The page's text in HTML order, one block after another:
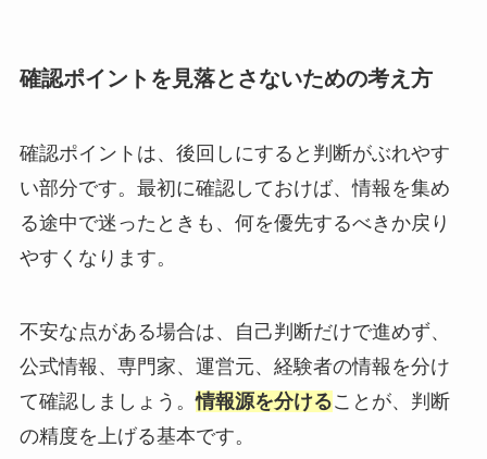
確認ポイントを見落とさないための考え方
確認ポイントは、後回しにすると判断がぶれやす
い部分です。最初に確認しておけば、情報を集め
る途中で迷ったときも、何を優先するべきか戻り
やすくなります。
不安な点がある場合は、自己判断だけで進めず、
公式情報、専門家、運営元、経験者の情報を分け
て確認しましょう。情報源を分けることが、判断
の精度を上げる基本です。